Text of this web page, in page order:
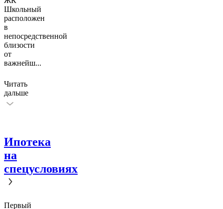
Школьный
расположен
в
непосредственной
близости
от
важнейш...
Читать
дальше
Ипотека
на
спецусловиях
Первый